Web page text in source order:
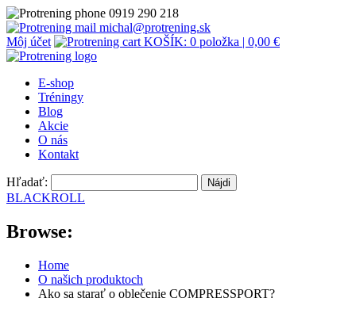
0919 290 218
michal@protrening.sk
Môj účet
KOŠÍK: 0 položka | 0,00 €
E-shop
Tréningy
Blog
Akcie
O nás
Kontakt
Hľadať:
BLACKROLL
Browse:
Home
O našich produktoch
Ako sa starať o oblečenie COMPRESSPORT?